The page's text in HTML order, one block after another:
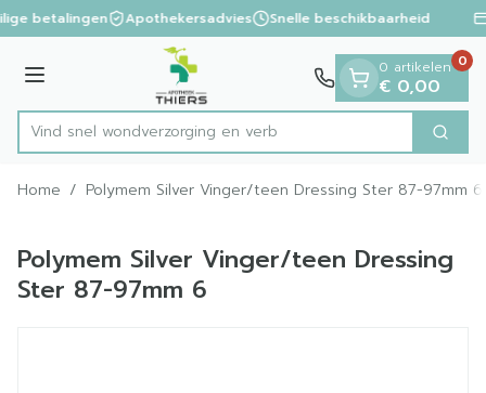
Ga naar de inhoud
1 van 1
betalingen Apothekersadvies Snelle beschikbaarheid
Menu
Product, merk, categorie...
Vind snel wondverzorging Zoek
0 artikelen
€ 0,00
0
Home / Polymem Silver Vinger/teen Dressing Ster 87-97mm 6
Polymem Silver Vinger/teen Dressing
Ster 87-97mm 6